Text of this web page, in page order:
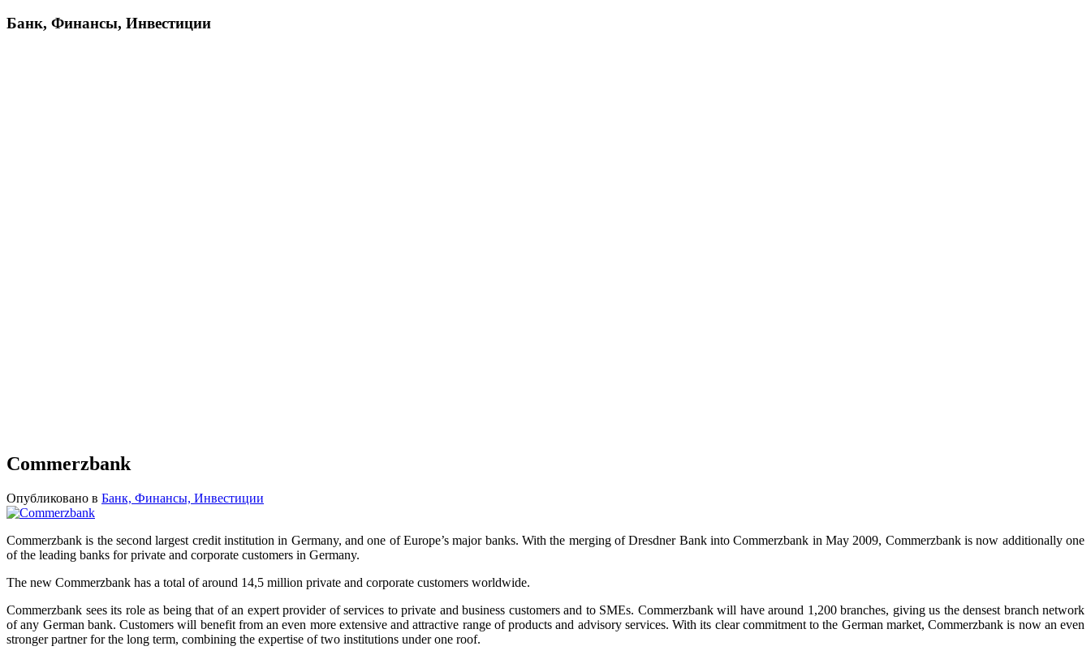
Банк, Финансы, Инвестиции
Commerzbank
Опубликовано в Банк, Финансы, Инвестиции
Commerzbank is the second largest credit institution in Germany, and one of Europe’s major banks. With the merging of Dresdner Bank into Commerzbank in May 2009, Commerzbank is now additionally one
of the leading banks for private and corporate customers in Germany.
The new Commerzbank has a total of around 14,5 million private and corporate customers worldwide.
Commerzbank sees its role as being that of an expert provider of services to private and business customers and to SMEs. Commerzbank will have around 1,200 branches, giving us the densest branch network
of any German bank. Customers will benefit from an even more extensive and attractive range of products and advisory services. With its clear commitment to the German market, Commerzbank is now an even
stronger partner for the long term, combining the expertise of two institutions under one roof.